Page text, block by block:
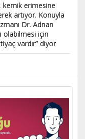
kemik erimesine
artıyor. Konuyla
Dr. Adnan
olabilmesi için
vardır” diyor